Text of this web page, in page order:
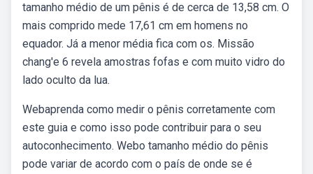
tamanho médio de um pênis é de cerca de 13,58 cm. O
mais comprido mede 17,61 cm em homens no
equador. Já a menor média fica com os. Missão
chang'e 6 revela amostras fofas e com muito vidro do
lado oculto da lua.
Webaprenda como medir o pênis corretamente com
este guia e como isso pode contribuir para o seu
autoconhecimento. Webo tamanho médio do pênis
pode variar de acordo com o país de onde se é